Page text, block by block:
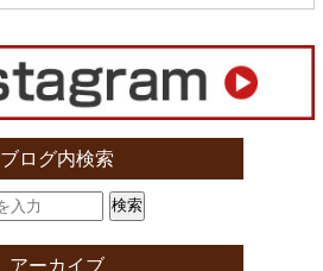
ブログ内検索
検索
アーカイブ